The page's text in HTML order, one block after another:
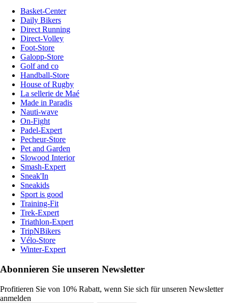
Basket-Center
Daily Bikers
Direct Running
Direct-Volley
Foot-Store
Galopp-Store
Golf and co
Handball-Store
House of Rugby
La sellerie de Maé
Made in Paradis
Nauti-wave
On-Fight
Padel-Expert
Pecheur-Store
Pet and Garden
Slowood Interior
Smash-Expert
Sneak'In
Sneakids
Sport is good
Training-Fit
Trek-Expert
Triathlon-Expert
TripNBikers
Vélo-Store
Winter-Expert
Abonnieren Sie unseren Newsletter
Profitieren Sie von 10% Rabatt, wenn Sie sich für unseren Newsletter
anmelden